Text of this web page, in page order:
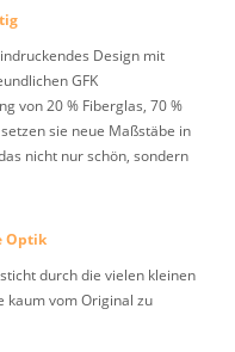
Design mit
GFK
von 20 % Fiberglas, 70 %
sie neue Maßstäbe in
nicht nur schön, sondern
Optik
durch die vielen kleinen
kaum vom Original zu